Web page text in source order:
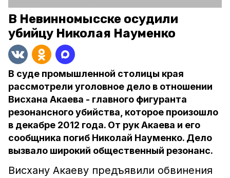
В Невинномысске осудили
убийцу Николая Науменко
В суде промышленной столицы края
рассмотрели уголовное дело в отношении
Висхана Акаева - главного фигуранта
резонансного убийства, которое произошло
в декабре 2012 года. От рук Акаева и его
сообщника погиб Николай Науменко. Дело
вызвало широкий общественный резонанс.
Висхану Акаеву предъявили обвинения